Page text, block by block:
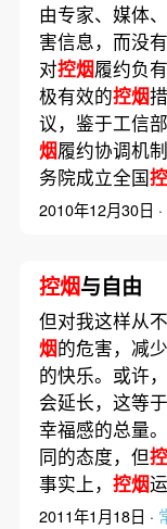
由专家、媒体、
害信息，而没
对控烟履约负
极有效的控烟
议，鉴于工信
烟履约协调机
务院成立全国
2010年12月30日 ·
控烟与自由
但对我这样从
烟的危害，减
的快乐。或许
会延长，这等
幸福感的总量
同的态度，但
事实上， 控烟
2011年1月18日 ·